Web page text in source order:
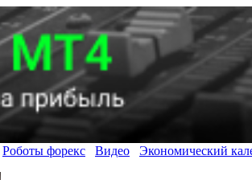
Роботы форекс Видео Экономический